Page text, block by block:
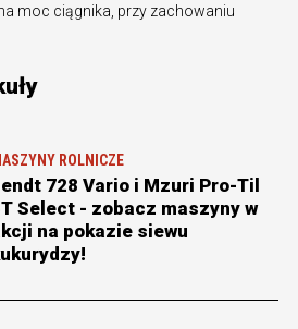
moc ciągnika, przy zachowaniu
ROLNICZE
728 Vario i Mzuri Pro-Til
Select - zobacz maszyny w
na pokazie siewu